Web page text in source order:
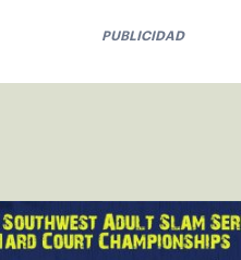
PUBLICIDAD